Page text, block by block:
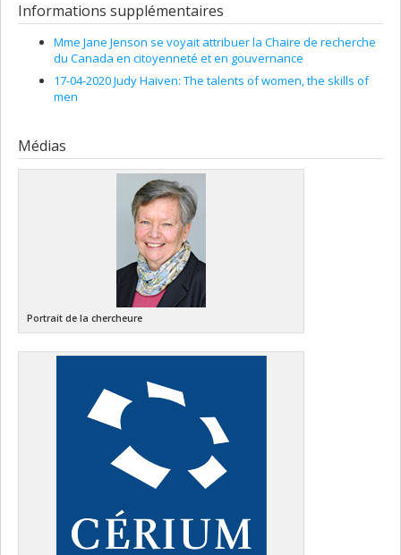
Informations supplémentaires
Mme Jane Jenson se voyait attribuer la Chaire de recherche
du Canada en citoyenneté et en gouvernance
17-04-2020 Judy Haiven: The talents of women, the skills of
men
Médias
Portrait de la chercheure